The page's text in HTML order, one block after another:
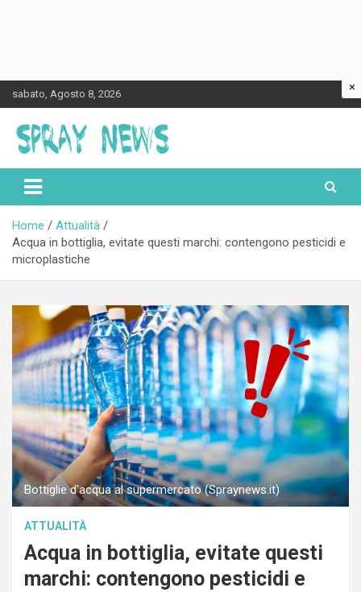
to
content
sabato, Agosto 8, 2026
Spraynews.it
Home
Attualità
Acqua in bottiglia, evitate questi marchi: contengono pesticidi e
microplastiche
Bottiglie d'acqua al supermercato (Spraynews.it)
ATTUALITÀ
Acqua in bottiglia, evitate questi
marchi: contengono pesticidi e
×